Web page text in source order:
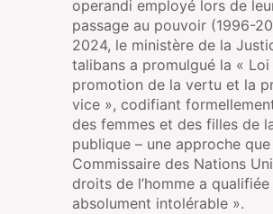
operandi employé lors de
passage au pouvoir (1996-
2024, le ministère de la
talibans a promulgué la « Loi
promotion de la vertu et la
vice », codifiant
des femmes et des filles de
publique – une approche
Commissaire des Nations
droits de l’homme a qualifiée
absolument intolérable ».